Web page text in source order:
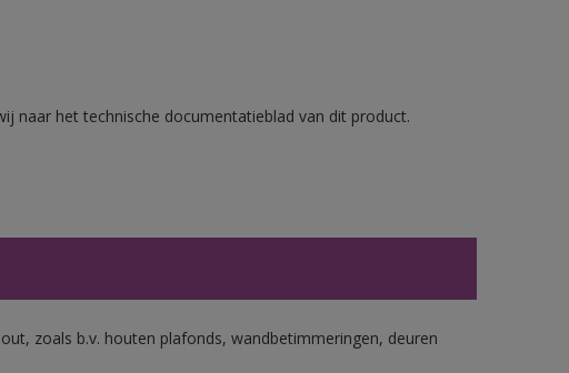
naar het technische documentatieblad van dit product.
zoals b.v. houten plafonds, wandbetimmeringen, deuren